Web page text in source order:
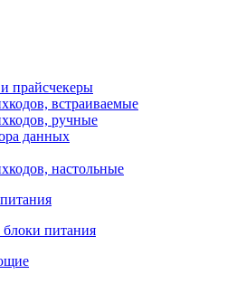
прайсчекеры
встраиваемые
ручные
данных
настольные
питания